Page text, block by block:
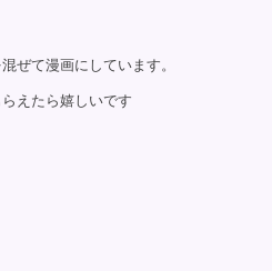
ぜて漫画にしています。
えたら嬉しいです